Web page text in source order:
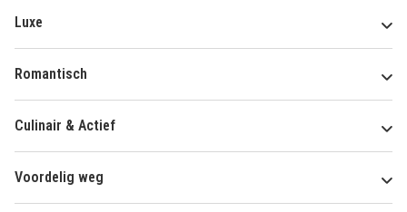
Luxe
Romantisch
Culinair & Actief
Voordelig weg